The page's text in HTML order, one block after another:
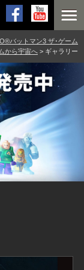
バットマン3 ザ･ゲーム
から宇宙へ > ギャラリー